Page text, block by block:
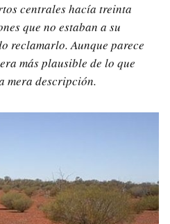
centrales hacía treinta
que no estaban a su
reclamarlo. Aunque parece
más plausible de lo que
mera descripción.